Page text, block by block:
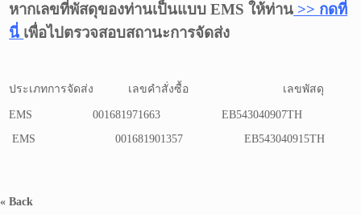
หากเลขที่พัสดุของท่านเป็นแบบ EMS ให้ท่าน >> กดที่
นี่ เพื่อไปตรวจสอบสถานะการจัดส่ง
ประเภทการจัดส่ง เลขคำสั่งซื้อ เลขพัสดุ
EMS 001681971663
EB543040907TH
EMS
001681901357 EB543040915TH
« Back